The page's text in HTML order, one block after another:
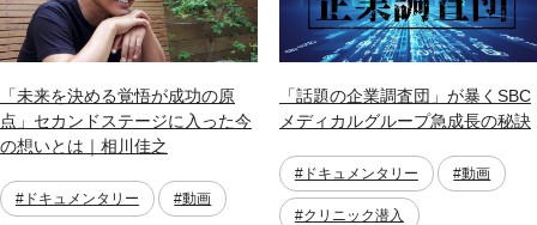
「未来を決める覚悟が成功の原
点」セカンドステージに入った今
の想いとは｜相川佳之
#ドキュメンタリー #動画
「話題の企業調査団」が暴くSBC
メディカルグループ急成長の秘訣
#ドキュメンタリー #動画
#クリニック潜入